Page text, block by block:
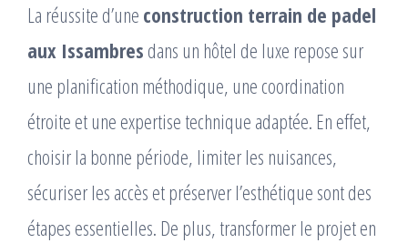
La réussite d’une construction terrain de padel
aux Issambres dans un hôtel de luxe repose sur
une planification méthodique, une coordination
étroite et une expertise technique adaptée. En effet,
choisir la bonne période, limiter les nuisances,
sécuriser les accès et préserver l’esthétique sont des
étapes essentielles. De plus, transformer le projet en